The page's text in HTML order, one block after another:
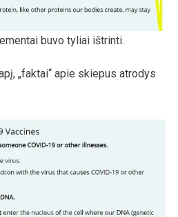
buvo tyliai ištrinti.
„faktai“ apie skiepus atrodys